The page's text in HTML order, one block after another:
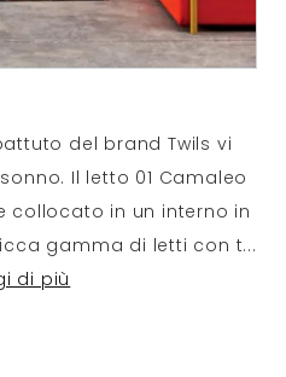
del brand Twils vi
Il letto 01 Camaleo
collocato in un interno in
gamma di letti con t...
di più